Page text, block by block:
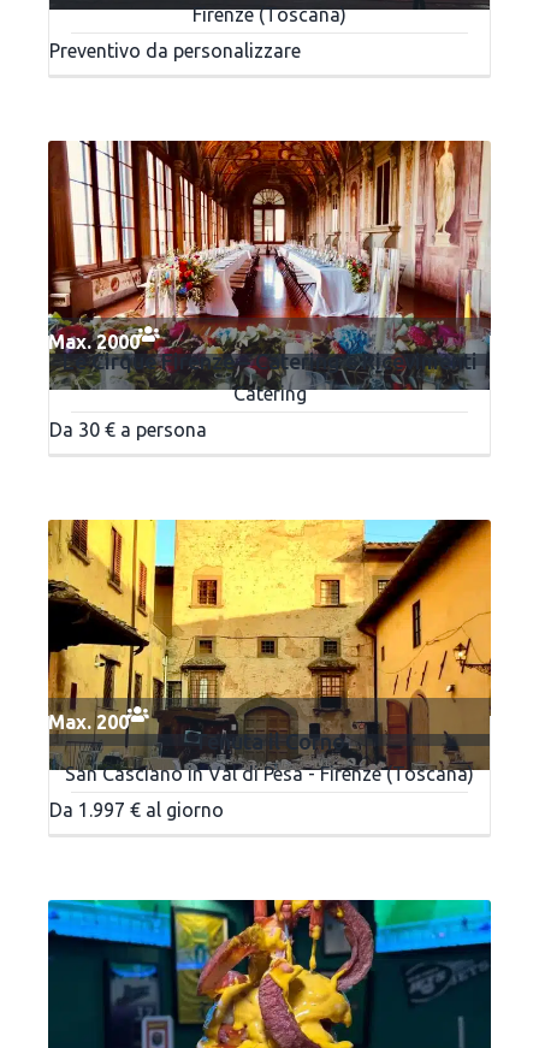
Firenze (Toscana)
Preventivo da personalizzare
Max. 2000
Le Cirque Firenze – Catering e Ricevimenti
Catering
Da 30 € a persona
Max. 200
Tenuta il Corno
San Casciano in Val di Pesa - Firenze (Toscana)
Da 1.997 € al giorno